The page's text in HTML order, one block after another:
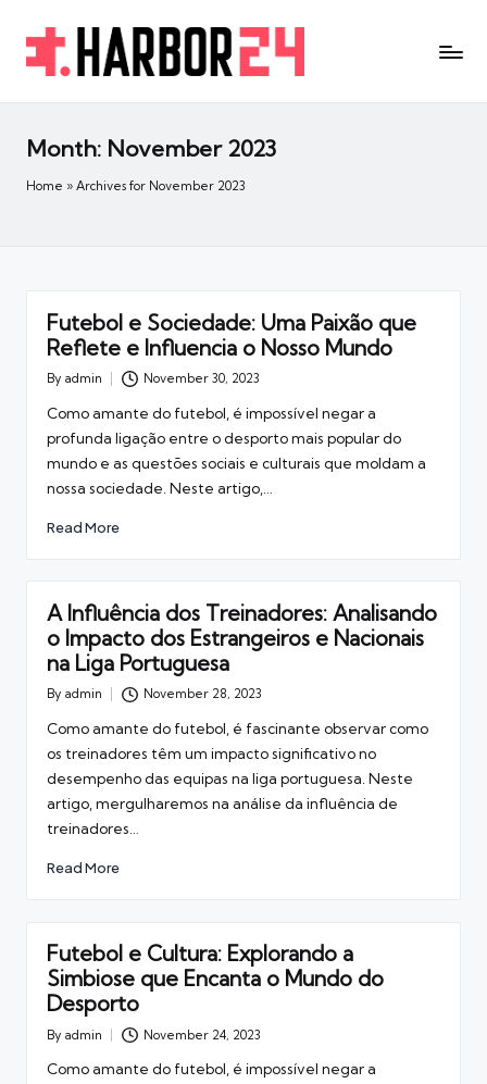
Month: November 2023
Home » Archives for November 2023
Futebol e Sociedade: Uma Paixão que
Reflete e Influencia o Nosso Mundo
Posted
By admin November 30, 2023
Como amante do futebol, é impossível negar a
profunda ligação entre o desporto mais popular do
mundo e as questões sociais e culturais que moldam a
nossa sociedade. Neste artigo,…
Read More
A Influência dos Treinadores: Analisando
o Impacto dos Estrangeiros e Nacionais
na Liga Portuguesa
Posted
By admin November 28, 2023
Como amante do futebol, é fascinante observar como
os treinadores têm um impacto significativo no
desempenho das equipas na liga portuguesa. Neste
artigo, mergulharemos na análise da influência de
treinadores…
Read More
Futebol e Cultura: Explorando a
Simbiose que Encanta o Mundo do
Desporto
Posted
By admin November 24, 2023
Como amante do futebol, é impossível negar a